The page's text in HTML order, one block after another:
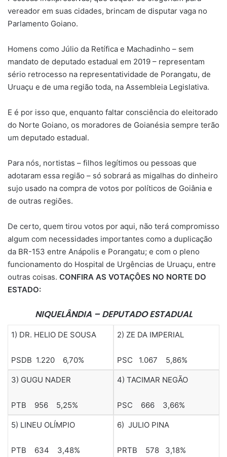
vereador em suas cidades, brincam de disputar vaga no
Parlamento Goiano.
Homens como Júlio da Retífica e Machadinho – sem
mandato de deputado estadual em 2019 – representam
sério retrocesso na representatividade de Porangatu, de
Uruaçu e de uma região toda, na Assembleia Legislativa.
E é por isso que, enquanto faltar consciência do eleitorado
do Norte Goiano, os moradores de Goianésia sempre terão
um deputado estadual.
Para nós, nortistas – filhos legítimos ou pessoas que
adotaram essa região – só sobrará as migalhas do dinheiro
sujo usado na compra de votos por políticos de Goiânia e
de outras regiões.
De certo, quem tirou votos por aqui, não terá compromisso
algum com necessidades importantes como a duplicação
da BR-153 entre Anápolis e Porangatu; e com o pleno
funcionamento do Hospital de Urgências de Uruaçu, entre
outras coisas. CONFIRA AS VOTAÇÔES NO NORTE DO
ESTADO:
NIQUELÂNDIA – DEPUTADO ESTADUAL
1) DR. HELIO DE SOUSA
PSDB 1.220 6,70%
2) ZE DA IMPERIAL
PSC 1.067 5,86%
3) GUGU NADER
PTB 956 5,25%
4) TACIMAR NEGÃO
PSC 666 3,66%
5) LINEU OLÍMPIO
PTB 634 3,48%
6) JULIO PINA
PRTB 578 3,18%